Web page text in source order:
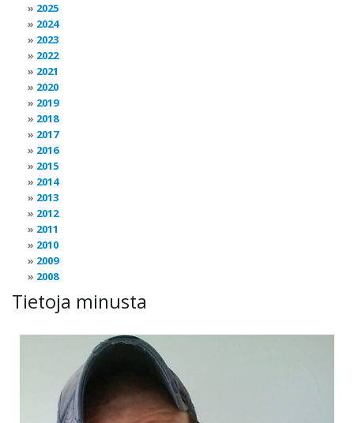
2025
2024
2023
2022
2021
2020
2019
2018
2017
2016
2015
2014
2013
2012
2011
2010
2009
2008
Tietoja minusta